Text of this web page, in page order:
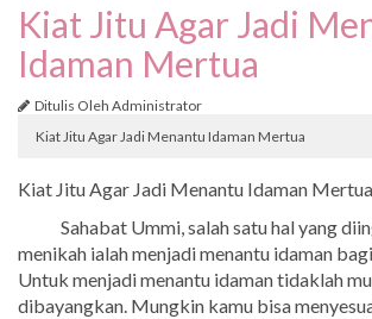
Kiat Jitu Agar Jadi
Idaman Mertua
Ditulis Oleh Administrator
Kiat Jitu Agar Jadi Menantu Idaman Mertua
Kiat Jitu Agar Jadi Menantu Idaman Mertua
Sahabat Ummi, salah satu hal yang
menikah ialah menjadi menantu idaman
Untuk menjadi menantu idaman tidaklah
dibayangkan. Mungkin kamu bisa